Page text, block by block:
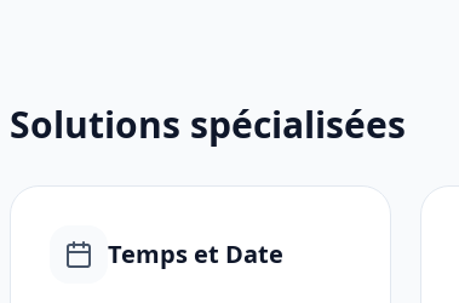
Solutions spécialisées
Temps et Date